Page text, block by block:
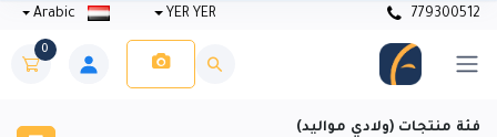
779300512
YER YER
0
فئة منتجات (ولادي مواليد)